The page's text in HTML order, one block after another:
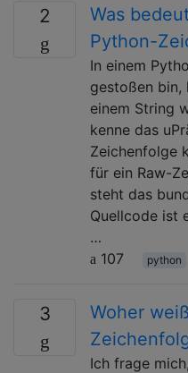
2
Was
Python-
In einem
gestoßen bin,
einem String
kenne das
Zeichenfolge
für ein Raw-
steht das
Quellcode ist
…
107
python
3
Woher
Ich frage